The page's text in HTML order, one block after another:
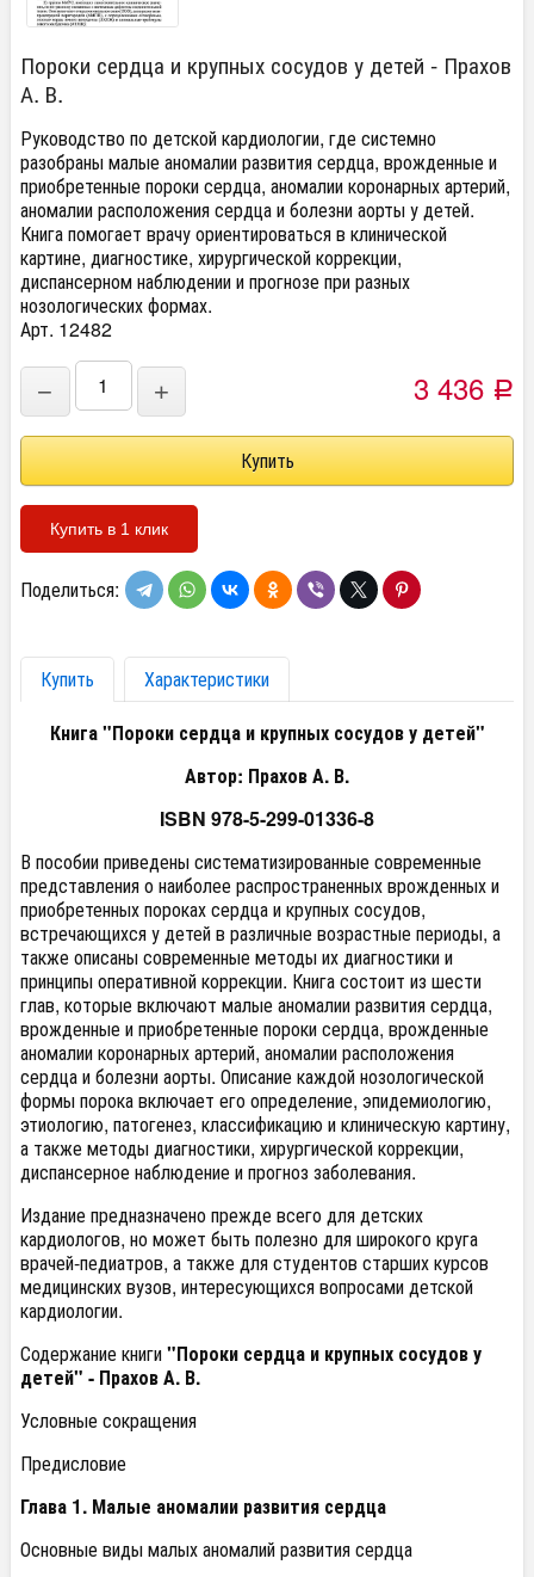
Пороки сердца и крупных сосудов у детей - Прахов
А. В.
Руководство по детской кардиологии, где системно
разобраны малые аномалии развития сердца, врожденные и
приобретенные пороки сердца, аномалии коронарных артерий,
аномалии расположения сердца и болезни аорты у детей.
Книга помогает врачу ориентироваться в клинической
картине, диагностике, хирургической коррекции,
диспансерном наблюдении и прогнозе при разных
нозологических формах.
Арт. 12482
− + 3 436 Р
Купить в 1 клик
Поделиться:
Купить
Характеристики
Книга "Пороки сердца и крупных сосудов у детей"
Автор: Прахов А. В.
ISBN 978-5-299-01336-8
В пособии приведены систематизированные современные
представления о наиболее распространенных врожденных и
приобретенных пороках сердца и крупных сосудов,
встречающихся у детей в различные возрастные периоды, а
также описаны современные методы их диагностики и
принципы оперативной коррекции. Книга состоит из шести
глав, которые включают малые аномалии развития сердца,
врожденные и приобретенные пороки сердца, врожденные
аномалии коронарных артерий, аномалии расположения
сердца и болезни аорты. Описание каждой нозологической
формы порока включает его определение, эпидемиологию,
этиологию, патогенез, классификацию и клиническую картину,
а также методы диагностики, хирургической коррекции,
диспансерное наблюдение и прогноз заболевания.
Издание предназначено прежде всего для детских
кардиологов, но может быть полезно для широкого круга
врачей-педиатров, а также для студентов старших курсов
медицинских вузов, интересующихся вопросами детской
кардиологии.
Содержание книги"Пороки сердца и крупных сосудов у
детей" - Прахов А. В.
Условные сокращения
Предисловие
Глава 1. Малые аномалии развития сердца
Основные виды малых аномалий развития сердца